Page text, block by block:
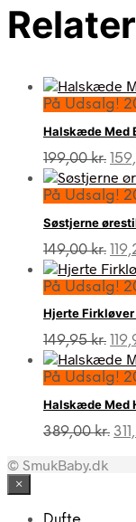
På Udsalg!
Halskæde Med
199,00kr. Den
pris
På Udsalg!
Søstjerne
149,00kr. Den
pris
På Udsalg!
Hjerte
149,95kr. Den
pris
På Udsalg!
Halskæde Med
389,00kr.
© SmukBaby.dk
×